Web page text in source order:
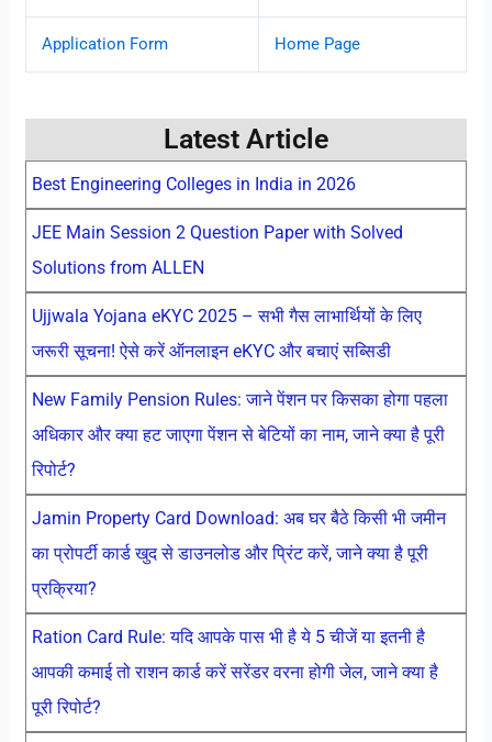
Application Form Home Page
Latest Article
Best Engineering Colleges in India in 2026
JEE Main Session 2 Question Paper with Solved
Solutions from ALLEN
Ujjwala Yojana eKYC 2025 – सभी गैस लाभार्थियों के लिए
जरूरी सूचना! ऐसे करें ऑनलाइन eKYC और बचाएं सब्सिडी
New Family Pension Rules: जाने पेंशन पर किसका होगा पहला
अधिकार और क्या हट जाएगा पेंशन से बेटियों का नाम, जाने क्या है पूरी
रिपोर्ट?
Jamin Property Card Download: अब घर बैठे किसी भी जमीन
का प्रोपर्टी कार्ड खुद से डाउनलोड और प्रिंट करें, जाने क्या है पूरी
प्रक्रिया?
Ration Card Rule: यदि आपके पास भी है ये 5 चीजें या इतनी है
आपकी कमाई तो राशन कार्ड करें सरेंडर वरना होगी जेल, जाने क्या है
पूरी रिपोर्ट?